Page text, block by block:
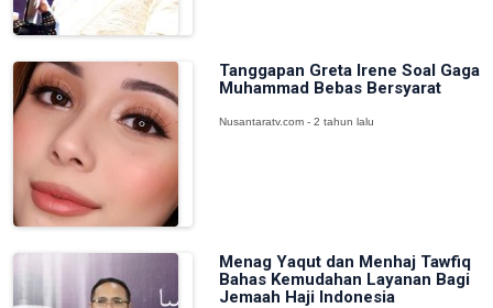
Tanggapan Greta Irene Soal Gaga
Muhammad Bebas Bersyarat
Nusantaratv.com - 2 tahun lalu
Menag Yaqut dan Menhaj Tawfiq
Bahas Kemudahan Layanan Bagi
Jemaah Haji Indonesia